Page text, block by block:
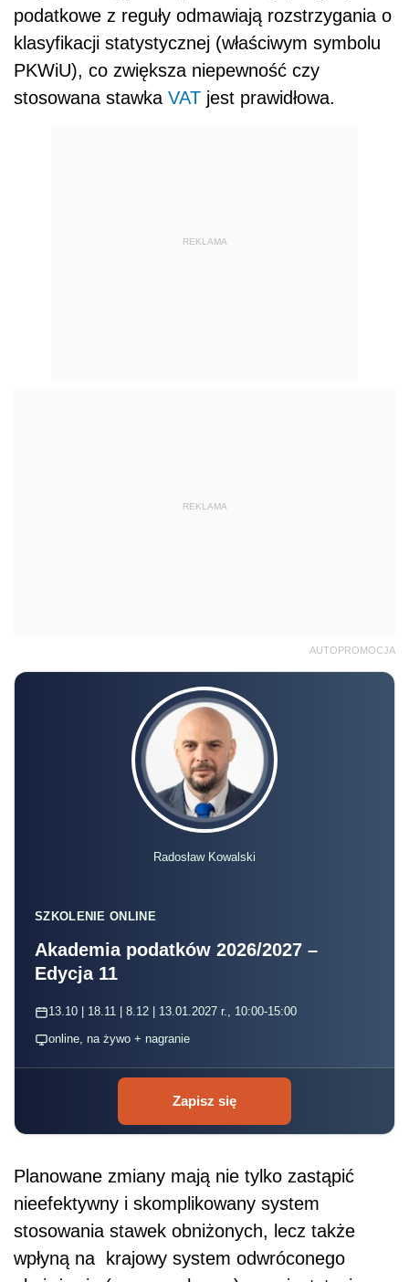
podatkowe z reguły odmawiają rozstrzygania o
klasyfikacji statystycznej (właściwym symbolu
PKWiU), co zwiększa niepewność czy
stosowana stawka VAT jest prawidłowa.
REKLAMA
REKLAMA
AUTOPROMOCJA
Radosław Kowalski
SZKOLENIE ONLINE
Akademia podatków 2026/2027 –
Edycja 11
13.10 | 18.11 | 8.12 | 13.01.2027 r., 10:00-15:00
online, na żywo + nagranie
Zapisz się
Planowane zmiany mają nie tylko zastąpić
nieefektywny i skomplikowany system
stosowania stawek obniżonych, lecz także
wpłyną na krajowy system odwróconego